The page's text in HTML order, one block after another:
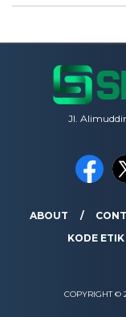
Jl.
ABOUT
KODE ETIK
COPYRIGHT ©